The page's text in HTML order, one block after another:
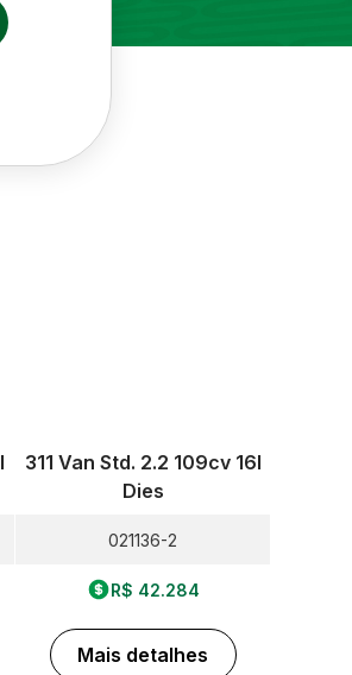
311 Van Std. 2.2 109cv 16l
Dies
021136-2
R$ 42.284
Mais detalhes